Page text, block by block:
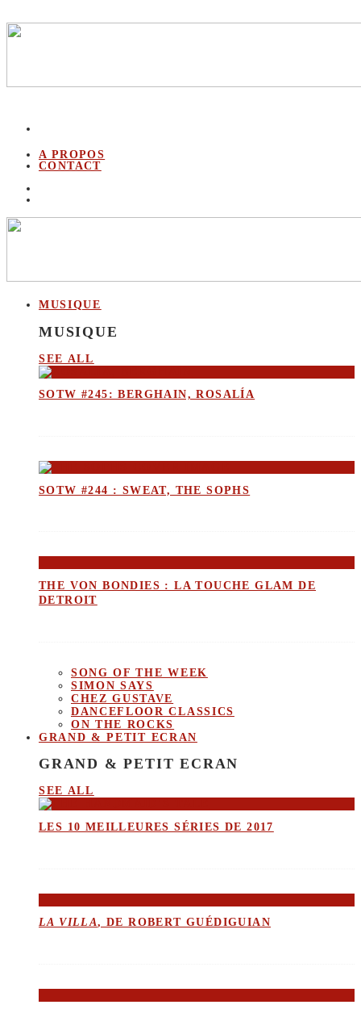
A PROPOS
CONTACT
MUSIQUE
MUSIQUE
SEE ALL
SOTW #245: BERGHAIN, ROSALÍA
SOTW #244 : SWEAT, THE SOPHS
THE VON BONDIES : LA TOUCHE GLAM DE
DETROIT
SONG OF THE WEEK
SIMON SAYS
CHEZ GUSTAVE
DANCEFLOOR CLASSICS
ON THE ROCKS
GRAND & PETIT ECRAN
GRAND & PETIT ECRAN
SEE ALL
LES 10 MEILLEURES SÉRIES DE 2017
LA VILLA, DE ROBERT GUÉDIGUIAN